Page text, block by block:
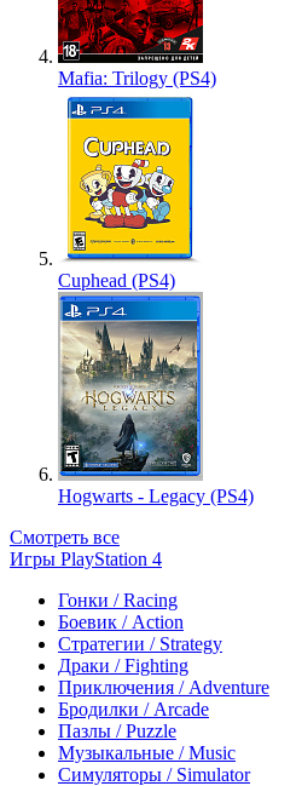
Mafia: Trilogy (PS4)
Cuphead (PS4)
Hogwarts - Legacy (PS4)
Смотреть все
Игры PlayStation 4
Гонки / Racing
Боевик / Action
Стратегии / Strategy
Драки / Fighting
Приключения / Adventure
Бродилки / Arcade
Пазлы / Puzzle
Музыкальные / Music
Симуляторы / Simulator